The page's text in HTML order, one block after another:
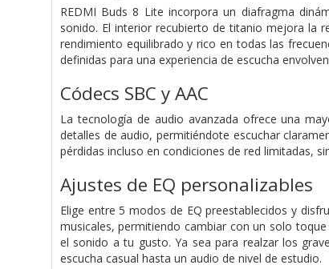
REDMI Buds 8 Lite incorpora un diafragma
sonido. El interior recubierto de titanio mejora la
rendimiento equilibrado y rico en todas las
definidas para una experiencia de escucha
Códecs SBC y AAC
La tecnología de audio avanzada ofrece una
detalles de audio, permitiéndote escuchar
pérdidas incluso en condiciones de red limitadas,
Ajustes de EQ personalizables
Elige entre 5 modos de EQ preestablecidos y
musicales, permitiendo cambiar con un solo
el sonido a tu gusto. Ya sea para realzar los
escucha casual hasta un audio de nivel de estudio.